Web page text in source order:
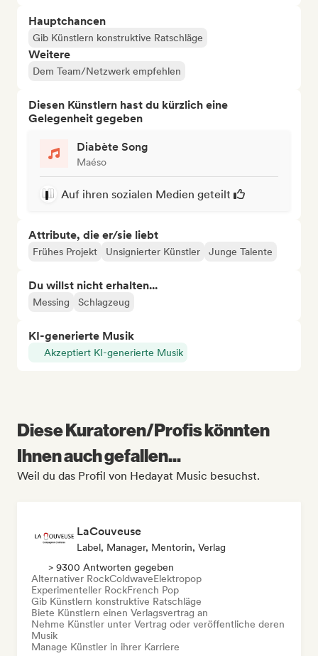
Hauptchancen
Gib Künstlern konstruktive Ratschläge
Weitere
Dem Team/Netzwerk empfehlen
Diesen Künstlern hast du kürzlich eine
Gelegenheit gegeben
Diabète Song
Maéso
Auf ihren sozialen Medien geteilt
Attribute, die er/sie liebt
Frühes Projekt Unsignierter Künstler Junge Talente
Du willst nicht erhalten...
Messing Schlagzeug
KI-generierte Musik
Akzeptiert KI-generierte Musik
Diese Kuratoren/Profis könnten
Ihnen auch gefallen...
Weil du das Profil von Hedayat Music besuchst.
LaCouveuse
Label, Manager, Mentorin, Verlag
> 9300 Antworten gegeben
Alternativer RockColdwaveElektropop
Experimenteller RockFrench Pop
Gib Künstlern konstruktive Ratschläge
Biete Künstlern einen Verlagsvertrag an
Nehme Künstler unter Vertrag oder veröffentliche deren
Musik
Manage Künstler in ihrer Karriere